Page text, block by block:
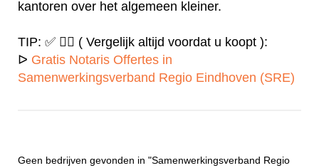
kantoren over het algemeen kleiner.
TIP: ✅ ✍🏻 ( Vergelijk altijd voordat u koopt ):
ᐅ Gratis Notaris Offertes in
Samenwerkingsverband Regio Eindhoven (SRE)
Geen bedrijven gevonden in "Samenwerkingsverband Regio